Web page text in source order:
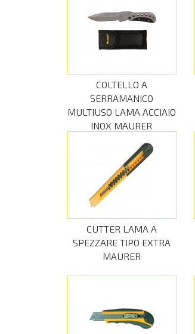
COLTELLO A
SERRAMANICO
MULTIUSO LAMA ACCIAIO
INOX MAURER
CUTTER LAMA A
SPEZZARE TIPO EXTRA
MAURER